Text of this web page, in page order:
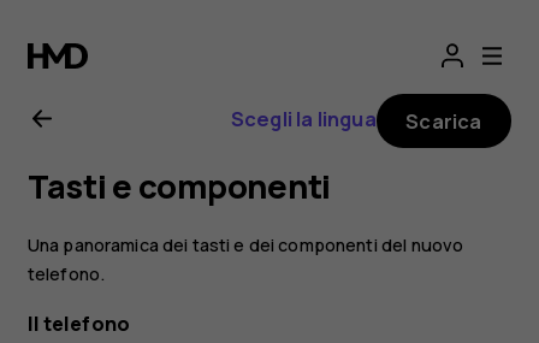
Manuale
d’uso
del
Nokia
2.1
Scegli la lingua Scarica
Tasti e componenti
Una panoramica dei tasti e dei componenti del nuovo
telefono.
Il telefono